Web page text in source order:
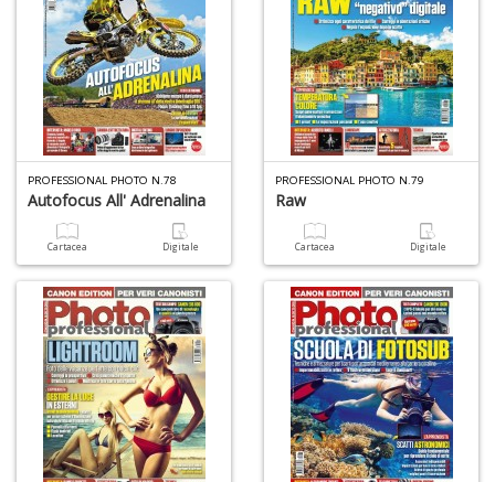
PROFESSIONAL PHOTO N.78
Autofocus All' Adrenalina
Cartacea Digitale
PROFESSIONAL PHOTO N.79
Raw
Cartacea Digitale